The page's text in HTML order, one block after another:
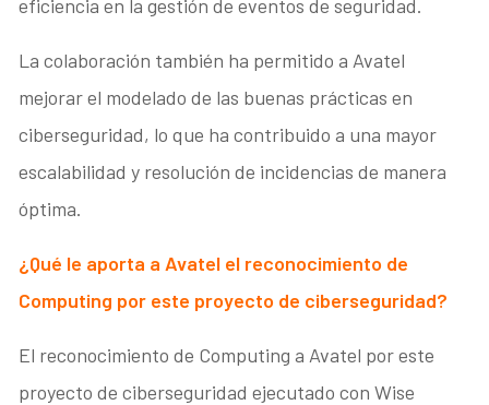
eficiencia en la gestión de eventos de seguridad.
La colaboración también ha permitido a Avatel
mejorar el modelado de las buenas prácticas en
ciberseguridad, lo que ha contribuido a una mayor
escalabilidad y resolución de incidencias de manera
óptima.
¿Qué le aporta a Avatel el reconocimiento de
Computing por este proyecto de ciberseguridad?
El reconocimiento de Computing a Avatel por este
proyecto de ciberseguridad ejecutado con Wise